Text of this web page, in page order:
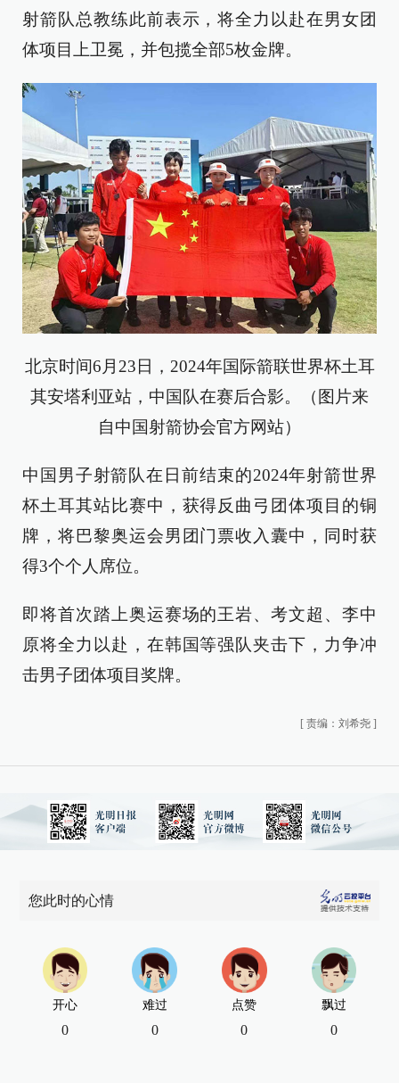
射箭队总教练此前表示，将全力以赴在男女团
体项目上卫冕，并包揽全部5枚金牌。
北京时间6月23日，2024年国际箭联世界杯土耳
其安塔利亚站，中国队在赛后合影。（图片来
自中国射箭协会官方网站）
中国男子射箭队在日前结束的2024年射箭世界
杯土耳其站比赛中，获得反曲弓团体项目的铜
牌，将巴黎奥运会男团门票收入囊中，同时获
得3个个人席位。
即将首次踏上奥运赛场的王岩、考文超、李中
原将全力以赴，在韩国等强队夹击下，力争冲
击男子团体项目奖牌。
[ 责编：刘希尧 ]
您此时的心情
开心
0
难过
0
点赞
0
飘过
0